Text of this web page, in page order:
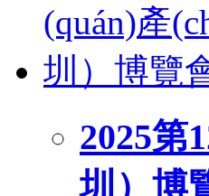
2025第
圳）博